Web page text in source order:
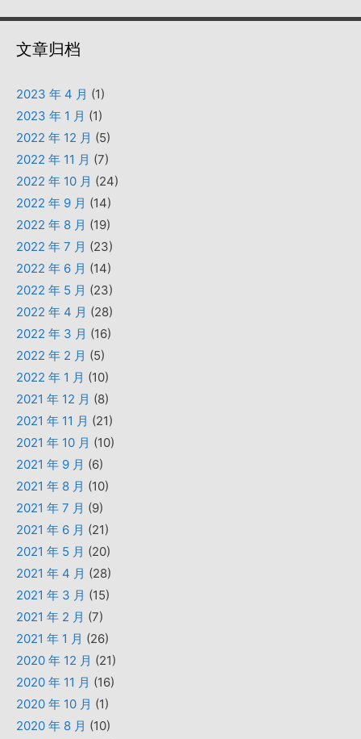
文章归档
2023 年 4 月 (1)
2023 年 1 月 (1)
2022 年 12 月 (5)
2022 年 11 月 (7)
2022 年 10 月 (24)
2022 年 9 月 (14)
2022 年 8 月 (19)
2022 年 7 月 (23)
2022 年 6 月 (14)
2022 年 5 月 (23)
2022 年 4 月 (28)
2022 年 3 月 (16)
2022 年 2 月 (5)
2022 年 1 月 (10)
2021 年 12 月 (8)
2021 年 11 月 (21)
2021 年 10 月 (10)
2021 年 9 月 (6)
2021 年 8 月 (10)
2021 年 7 月 (9)
2021 年 6 月 (21)
2021 年 5 月 (20)
2021 年 4 月 (28)
2021 年 3 月 (15)
2021 年 2 月 (7)
2021 年 1 月 (26)
2020 年 12 月 (21)
2020 年 11 月 (16)
2020 年 10 月 (1)
2020 年 8 月 (10)